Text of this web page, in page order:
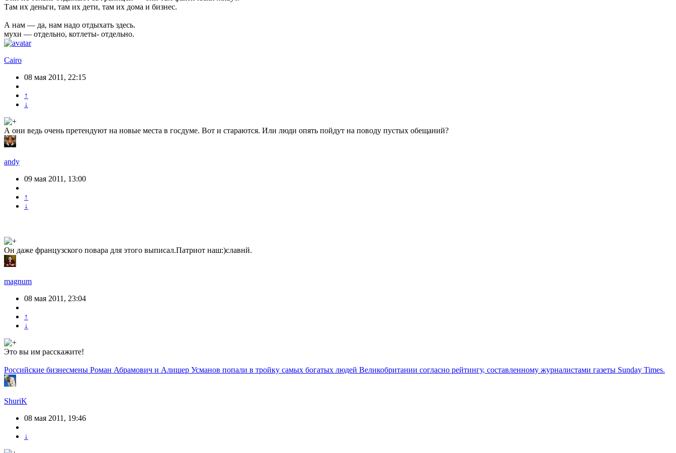
Там их деньги, там их дети, там их дома и бизнес.
А нам — да, нам надо отдыхать здесь.
мухи — отдельно, котлеты- отдельно.
Cairo
08 мая 2011, 22:15
↑
↓
А они ведь очень претендуют на новые места в госдуме. Вот и стараются. Или люди опять пойдут на поводу пустых обещаний?
andy
09 мая 2011, 13:00
↑
↓
Он даже французского повара для этого выписал.Патриот наш:)славнй.
magnum
08 мая 2011, 23:04
↑
↓
Это вы им расскажите!
Российские бизнесмены Роман Абрамович и Алишер Усманов попали в тройку самых богатых людей Великобритании согласно рейтингу, составленному журналистами газеты Sunday Times.
ShuriK
08 мая 2011, 19:46
↓